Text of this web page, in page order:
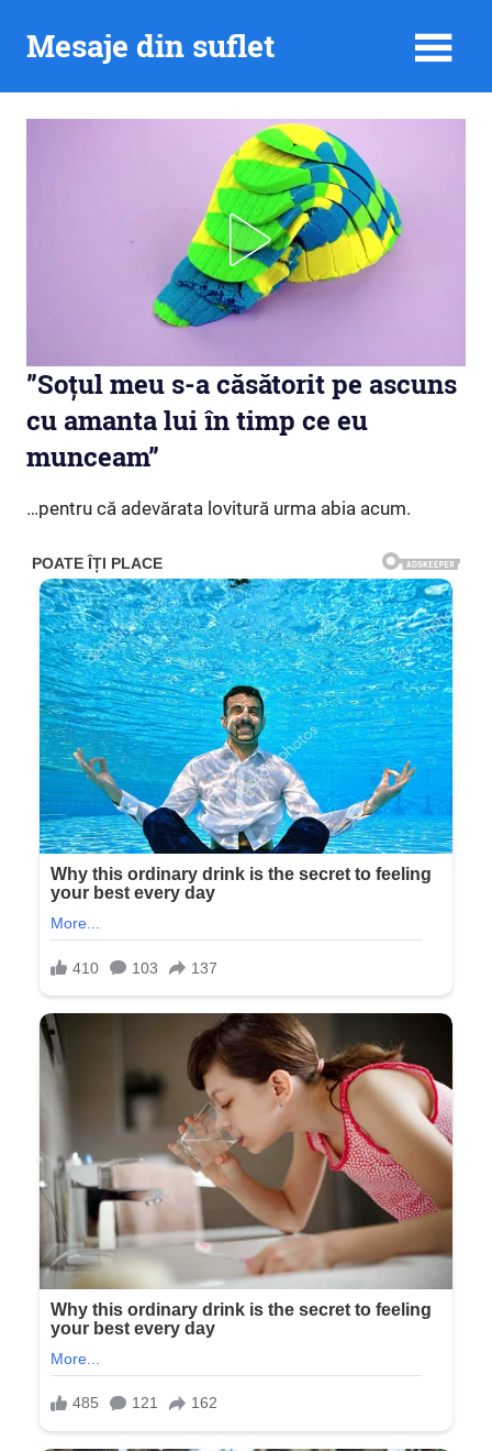
Mesaje din suflet
”Soțul meu s-a căsătorit pe ascuns
cu amanta lui în timp ce eu
munceam”
…pentru că adevărata lovitură urma abia acum.